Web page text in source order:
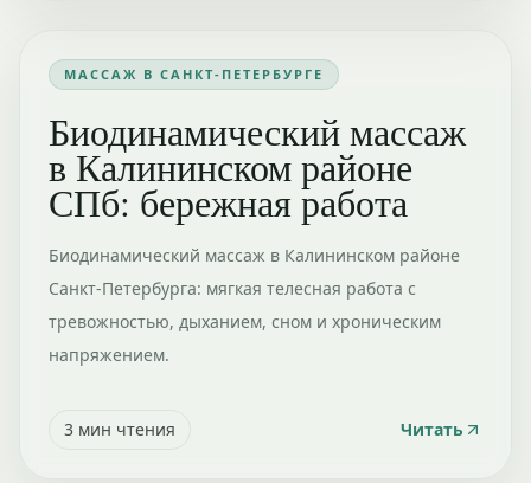
МАССАЖ В САНКТ-ПЕТЕРБУРГЕ
Биодинамический массаж
в Калининском районе
СПб: бережная работа
Биодинамический массаж в Калининском районе
Санкт-Петербурга: мягкая телесная работа с
тревожностью, дыханием, сном и хроническим
напряжением.
3 мин чтения Читать